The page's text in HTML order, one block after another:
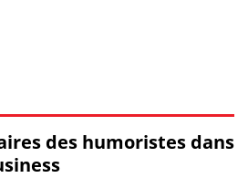
des humoristes dans